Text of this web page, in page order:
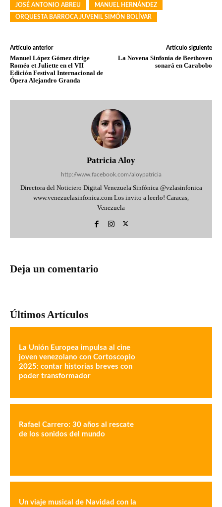
JOSÉ ANTONIO ABREU
MANUEL HERNÁNDEZ
ORQUESTA BARROCA JUVENIL SIMÓN BOLÍVAR
Artículo anterior
Manuel López Gómez dirige
Roméo et Juliette en el VII
Edición Festival Internacional de
Ópera Alejandro Granda
Artículo siguiente
La Novena Sinfonía de Beethoven
sonará en Carabobo
Patricia Aloy
http://www.facebook.com/aloypatricia
Directora del Noticiero Digital Venezuela Sinfónica @vzlasinfonica
www.venezuelasinfonica.com Los invito a leerlo! Caracas,
Venezuela
Deja un comentario
Últimos Artículos
La Unión Europea impulsa al cine
joven venezolano con Cortoscopio
2025: contar historias breves con
poder transformador
Rafael Carrero: 30 años al rescate
de los sonidos del mundo
Un viaje musical de Navidad con la